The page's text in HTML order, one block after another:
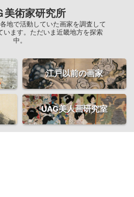
美術家研究所
地で活動していた画家を調査して
います。ただいま近畿地方を探索
中。
江戸以前の画家
UAG美人画研究室